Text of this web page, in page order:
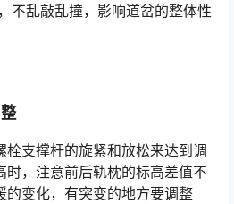
不乱敲乱撞，影响道岔的整体性
栓支撑杆的旋紧和放松来达到调
时，注意前后轨枕的标高差值不
的变化，有突变的地方要调整